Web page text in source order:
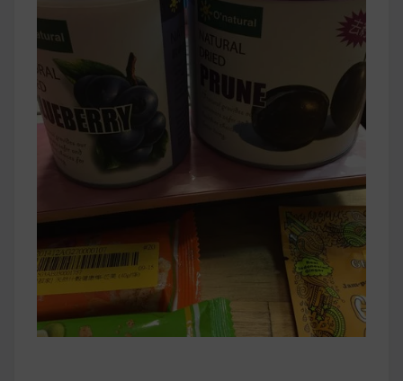
運動健身飲食建議
2020 年最新蛋白粉終極指南，讓你一次搞
清楚！
七大經典健身疑問，不要再被這些問題困擾
減醣食材推薦
減醣料理食譜